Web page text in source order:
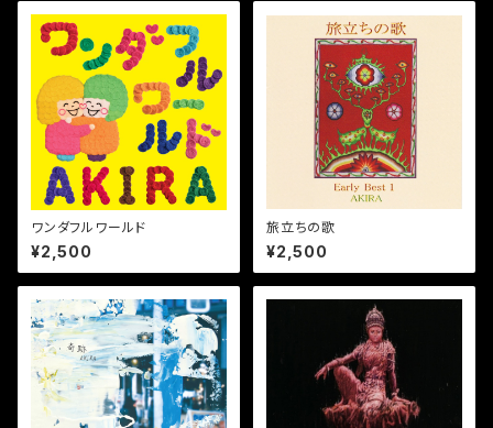
ワンダフルワールド
¥2,500
旅立ちの歌
¥2,500